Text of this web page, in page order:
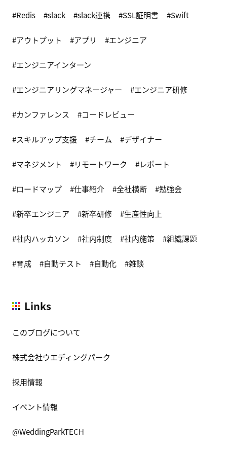
Redis slack slack連携 SSL証明書 Swift
アウトプット アプリ エンジニア
エンジニアインターン
エンジニアリングマネージャー エンジニア研修
カンファレンス コードレビュー
スキルアップ支援 チーム デザイナー
マネジメント リモートワーク レポート
ロードマップ 仕事紹介 全社横断 勉強会
新卒エンジニア 新卒研修 生産性向上
社内ハッカソン 社内制度 社内施策 組織課題
育成 自動テスト 自動化 雑談
Links
このブログについて
株式会社ウエディングパーク
採用情報
イベント情報
@WeddingParkTECH